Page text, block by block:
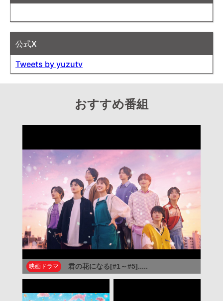
公式X
Tweets by yuzutv
おすすめ番組